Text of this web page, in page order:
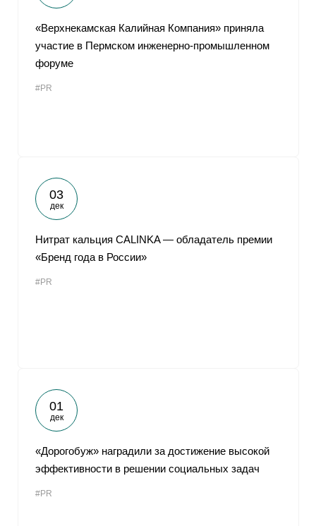
«Верхнекамская Калийная Компания» приняла
участие в Пермском инженерно-промышленном
форуме
#PR
03
дек
Нитрат кальция CALINKA — обладатель премии
«Бренд года в России»
#PR
01
дек
«Дорогобуж» наградили за достижение высокой
эффективности в решении социальных задач
#PR